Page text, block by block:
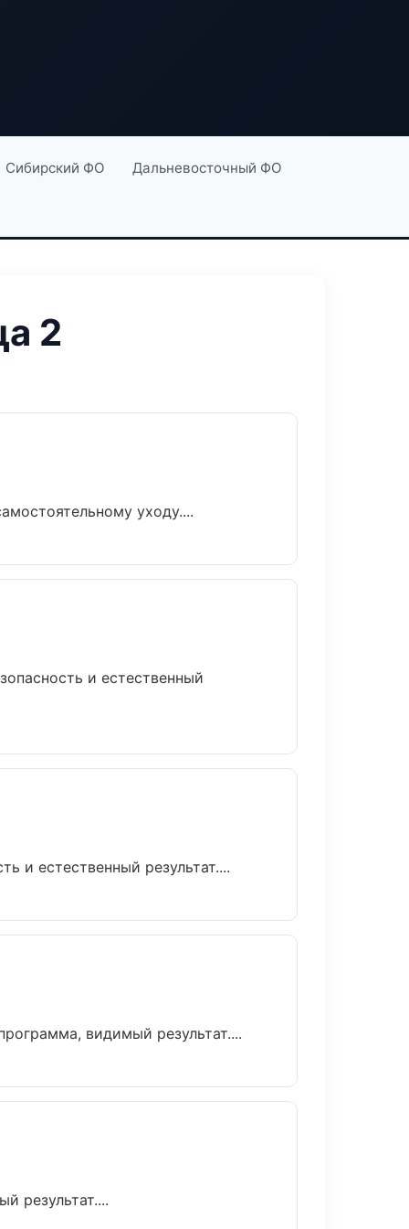
Сибирский ФО Дальневосточный ФО
2
уходу....
и естественный
и естественный результат....
видимый результат....
результат....